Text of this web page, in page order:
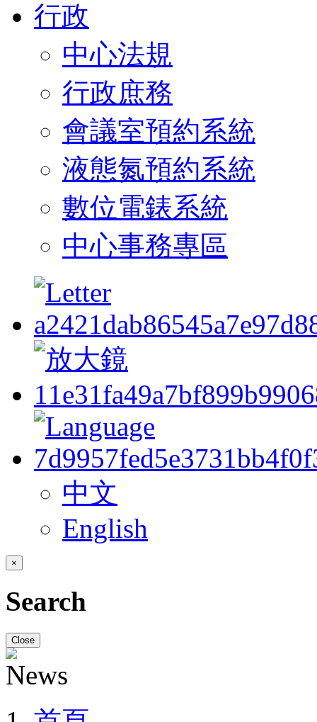
行政
中心法規
行政庶務
會議室預約系統
液態氮預約系統
數位電錶系統
中心事務專區
中文
English
×
Search
Close